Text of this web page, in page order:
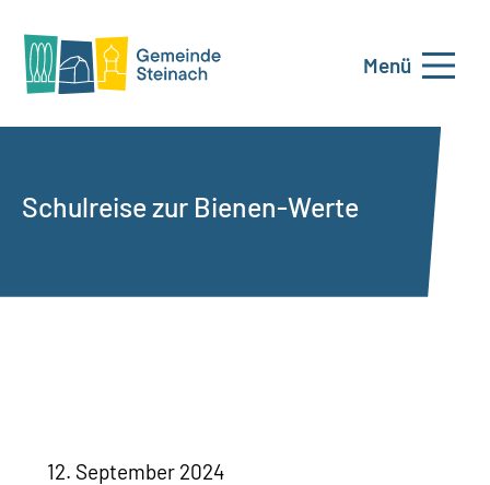
Menü
Schulreise zur Bienen-Werte
12. September 2024